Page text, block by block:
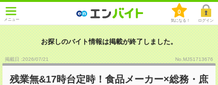
メニュー
0
気になる！ ログイン
お探しのバイト情報は掲載が終了しました。
掲載日 :2026/07/21 No.MJS1713676
残業無&17時台定時！食品メーカー×総務・庶